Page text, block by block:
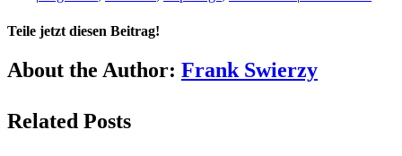
Teile jetzt diesen Beitrag!
Facebook
X
Reddit
LinkedIn
Pinterest
Vk
About the Author: Frank Swierzy
Related Posts